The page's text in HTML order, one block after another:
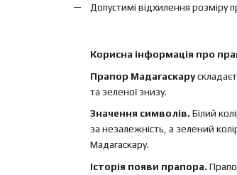
Допустимі відхилення розміру
Корисна інформація про
Прапор Мадагаскару
та зеленої знизу.
Значення символів. Білий
за незалежність, а зелений
Мадагаскару.
Історія появи прапора.